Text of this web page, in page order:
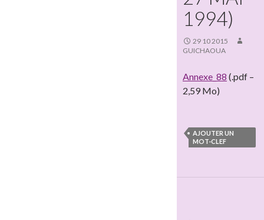
1994)
29 10 2015
GUICHAOUA
Annexe_88 (.pdf –
2,59 Mo)
AJOUTER UN
MOT-CLEF